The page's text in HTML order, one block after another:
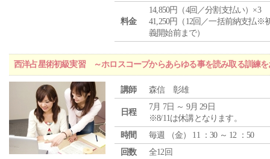
料金
14,850円（4回／分割支払い）×3
41,250円（12回／一括前納支払※
義開始前まで）
西洋占星術初級実習 ～ホロスコープからあらゆる事を読み取る訓練を
講師 森信 彰雄
日程
7月 7日 ～ 9月 29日
※8/11は休講となります。
時間
毎週 （金） 11 ：30 ～ 12 ：50
回数
全12回